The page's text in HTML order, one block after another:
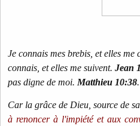
Je connais mes brebis, et elles me
connais, et elles me suivent. Jean
pas digne de moi. Matthieu 10:38.
Car la grâce de Dieu, source de
à renoncer à l'impiété et aux